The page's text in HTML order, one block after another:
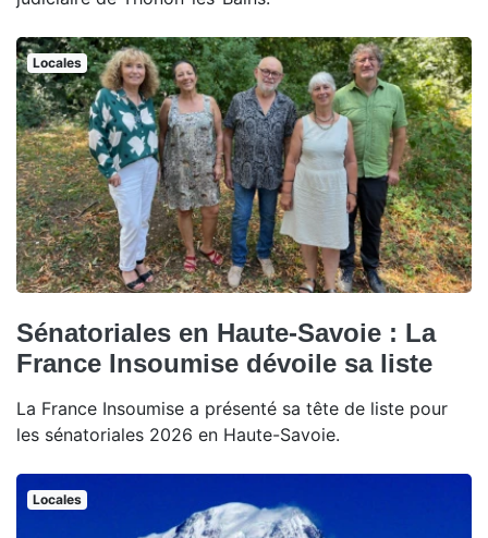
Locales
Sénatoriales en Haute-Savoie : La
France Insoumise dévoile sa liste
La France Insoumise a présenté sa tête de liste pour
les sénatoriales 2026 en Haute-Savoie.
Locales